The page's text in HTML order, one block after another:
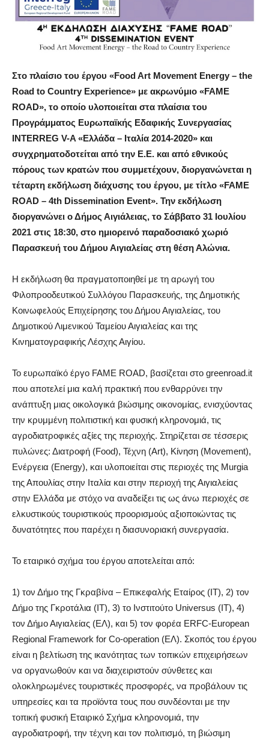
Στο πλαίσιο του έργου «Food Art Movement Energy – the
Road to Country Experience» με ακρωνύμιο «FAME
ROAD», το οποίο υλοποιείται στα πλαίσια του
Προγράμματος Ευρωπαϊκής Εδαφικής Συνεργασίας
INTERREG V-A «Ελλάδα – Ιταλία 2014-2020» και
συγχρηματοδοτείται από την Ε.Ε. και από εθνικούς
πόρους των κρατών που συμμετέχουν, διοργανώνεται η
τέταρτη εκδήλωση διάχυσης του έργου, με τίτλο «FAME
ROAD – 4th Dissemination Event». Την εκδήλωση
διοργανώνει ο Δήμος Αιγιάλειας, τo Σάββατο 31 Ιουλίου
2021 στις 18:30, στο ημιορεινό παραδοσιακό χωριό
Παρασκευή του Δήμου Αιγιαλείας στη θέση Αλώνια.
Η εκδήλωση θα πραγματοποιηθεί με τη αρωγή του
Φιλοπροοδευτικού Συλλόγου Παρασκευής, της Δημοτικής
Κοινωφελούς Επιχείρησης του Δήμου Αιγιαλείας, του
Δημοτικού Λιμενικού Ταμείου Αιγιαλείας και της
Κινηματογραφικής Λέσχης Αιγίου.
Το ευρωπαϊκό έργο FAME ROAD, βασίζεται στο greenroad.it
που αποτελεί μια καλή πρακτική που ενθαρρύνει την
ανάπτυξη μιας οικολογικά βιώσιμης οικονομίας, ενισχύοντας
την κρυμμένη πολιτιστική και φυσική κληρονομιά, τις
αγροδιατροφικές αξίες της περιοχής. Στηρίζεται σε τέσσερις
πυλώνες: Διατροφή (Food), Τέχνη (Αrt), Κίνηση (Movement),
Ενέργεια (Energy), και υλοποιείται στις περιοχές της Murgia
της Απουλίας στην Ιταλία και στην περιοχή της Αιγιαλείας
στην Ελλάδα με στόχο να αναδείξει τις ως άνω περιοχές σε
ελκυστικούς τουριστικούς προορισμούς αξιοποιώντας τις
δυνατότητες που παρέχει η διασυνοριακή συνεργασία.
Το εταιρικό σχήμα του έργου αποτελείται από:
1) τον Δήμο της Γκραβίνα – Επικεφαλής Εταίρος (ΙΤ), 2) τον
Δήμο της Γκροτάλια (ΙΤ), 3) το Ινστιτούτο Universus (ΙΤ), 4)
τον Δήμο Αιγιαλείας (ΕΛ), και 5) τον φορέα ERFC-European
Regional Framework for Co-operation (ΕΛ). Σκοπός του έργου
είναι η βελτίωση της ικανότητας των τοπικών επιχειρήσεων
να οργανωθούν και να διαχειριστούν σύνθετες και
ολοκληρωμένες τουριστικές προσφορές, να προβάλουν τις
υπηρεσίες και τα προϊόντα τους που συνδέονται με την
τοπική φυσική Εταιρικό Σχήμα κληρονομιά, την
αγροδιατροφή, την τέχνη και τον πολιτισμό, τη βιώσιμη